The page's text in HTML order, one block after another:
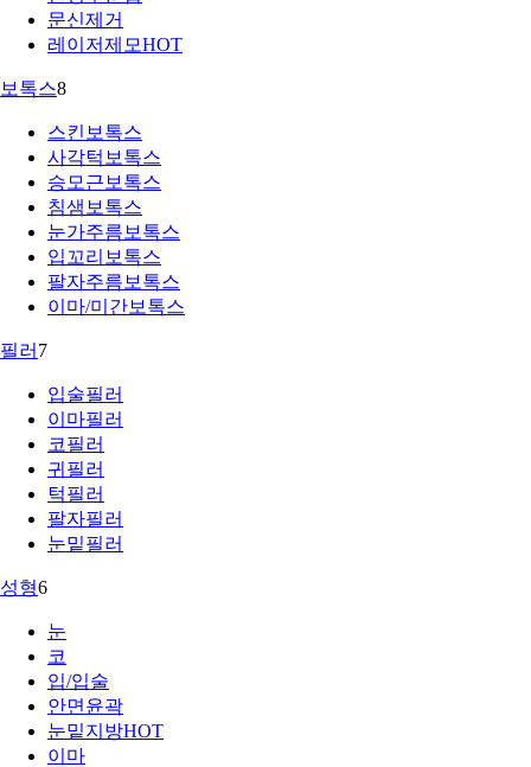
문신제거
레이저제모HOT
보톡스8
스킨보톡스
사각턱보톡스
승모근보톡스
침샘보톡스
눈가주름보톡스
입꼬리보톡스
팔자주름보톡스
이마/미간보톡스
필러 7
입술필러
이마필러
코필러
귀필러
턱필러
팔자필러
눈밑필러
성형6
눈
코
입/입술
안면윤곽
눈밑지방HOT
이마